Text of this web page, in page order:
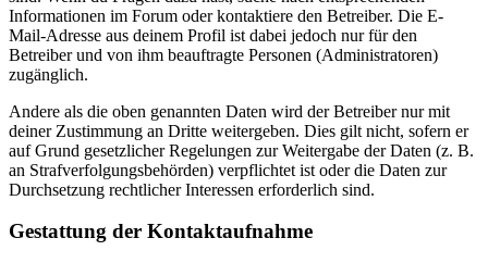
Informationen im Forum oder kontaktiere den Betreiber. Die E-
Mail-Adresse aus deinem Profil ist dabei jedoch nur für den
Betreiber und von ihm beauftragte Personen (Administratoren)
zugänglich.
Andere als die oben genannten Daten wird der Betreiber nur mit
deiner Zustimmung an Dritte weitergeben. Dies gilt nicht, sofern er
auf Grund gesetzlicher Regelungen zur Weitergabe der Daten (z. B.
an Strafverfolgungsbehörden) verpflichtet ist oder die Daten zur
Durchsetzung rechtlicher Interessen erforderlich sind.
Gestattung der Kontaktaufnahme